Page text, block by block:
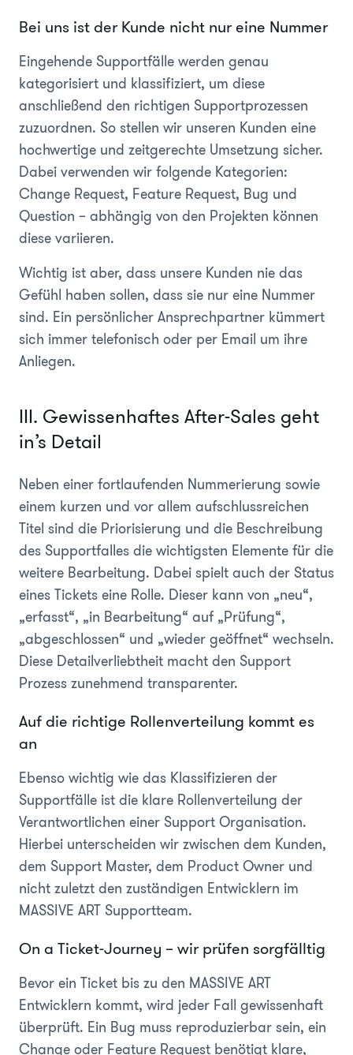
Bei uns ist der Kunde nicht nur eine Nummer
Eingehende Supportfälle werden genau
kategorisiert und klassifiziert, um diese
anschließend den richtigen Supportprozessen
zuzuordnen. So stellen wir unseren Kunden eine
hochwertige und zeitgerechte Umsetzung sicher.
Dabei verwenden wir folgende Kategorien:
Change Request, Feature Request, Bug und
Question – abhängig von den Projekten können
diese variieren.
Wichtig ist aber, dass unsere Kunden nie das
Gefühl haben sollen, dass sie nur eine Nummer
sind. Ein persönlicher Ansprechpartner kümmert
sich immer telefonisch oder per Email um ihre
Anliegen.
III. Gewissenhaftes After-Sales geht
in’s Detail
Neben einer fortlaufenden Nummerierung sowie
einem kurzen und vor allem aufschlussreichen
Titel sind die Priorisierung und die Beschreibung
des Supportfalles die wichtigsten Elemente für die
weitere Bearbeitung. Dabei spielt auch der Status
eines Tickets eine Rolle. Dieser kann von „neu“,
„erfasst“, „in Bearbeitung“ auf „Prüfung“,
„abgeschlossen“ und „wieder geöffnet“ wechseln.
Diese Detailverliebtheit macht den Support
Prozess zunehmend transparenter.
Auf die richtige Rollenverteilung kommt es
an
Ebenso wichtig wie das Klassifizieren der
Supportfälle ist die klare Rollenverteilung der
Verantwortlichen einer Support Organisation.
Hierbei unterscheiden wir zwischen dem Kunden,
dem Support Master, dem Product Owner und
nicht zuletzt den zuständigen Entwicklern im
MASSIVE ART Supportteam.
On a Ticket-Journey – wir prüfen sorgfälltig
Bevor ein Ticket bis zu den MASSIVE ART
Entwicklern kommt, wird jeder Fall gewissenhaft
überprüft. Ein Bug muss reproduzierbar sein, ein
Change oder Feature Request benötigt klare,